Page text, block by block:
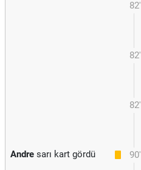
82'
82'
82'
90'
Andre sarı kart gördü